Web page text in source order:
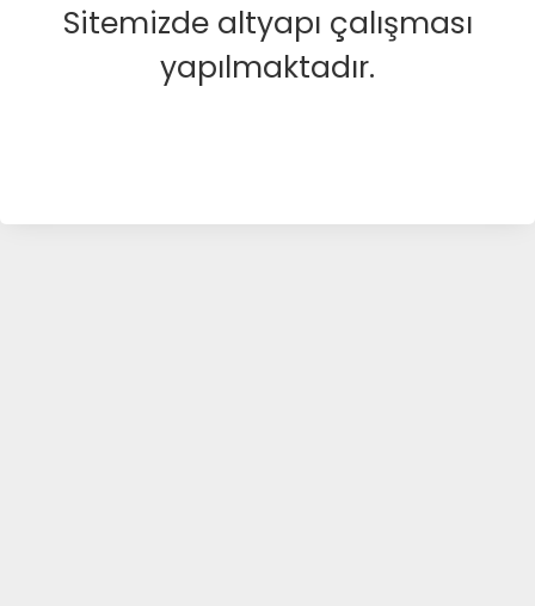
Sitemizde altyapı çalışması
yapılmaktadır.